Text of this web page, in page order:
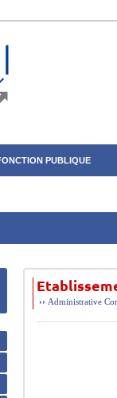
PUBLIQUE
›› Administrative